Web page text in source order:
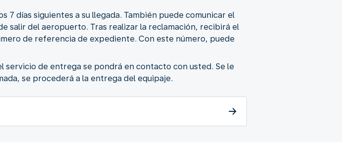
7 días siguientes a su llegada. También puede comunicar el
salir del aeropuerto. Tras realizar la reclamación, recibirá el
de referencia de expediente. Con este número, puede
servicio de entrega se pondrá en contacto con usted. Se le
se procederá a la entrega del equipaje.